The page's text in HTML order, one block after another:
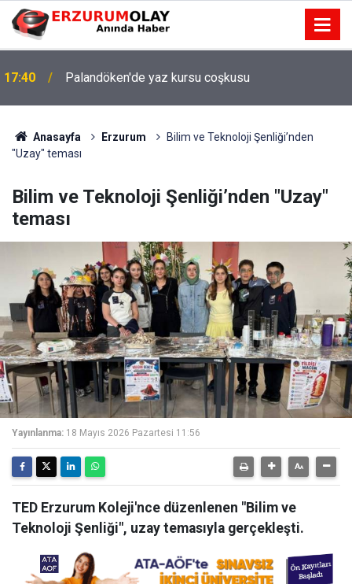
17:40 Palandöken'de yaz kursu coşkusu
Anasayfa Erzurum
Bilim ve Teknoloji Şenliği’nden
"Uzay" teması
Bilim ve Teknoloji Şenliği’nden "Uzay"
teması
Yayınlanma: 18 Mayıs 2026 Pazartesi 11:56
TED Erzurum Koleji'nce düzenlenen "Bilim ve
Teknoloji Şenliği", uzay temasıyla gerçekleşti.